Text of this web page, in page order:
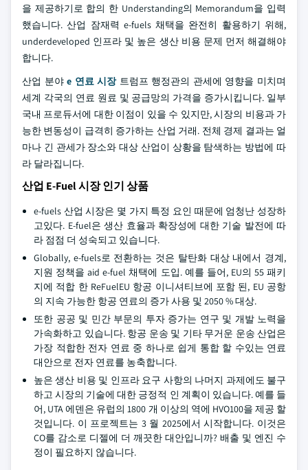
을 제공하기로 합의 한 Understanding의 Memorandum을 입력
했습니다. 산업 잠재력 e-fuels 채택을 완전히 활용하기 위해,
underdeveloped 인프라 및 높은 생산 비용 문제 먼저 해결해야
합니다.
산업 분야 e 연료 시장 트럼프 행정관의 관세에 영향을 미치며
세계 각국의 연료 원료 및 공급망의 가격을 증가시킵니다. 일부
국내 프로듀서에 대한 이점이 있을 수 있지만, 시장의 비용과 가
능한 변동성이 급격히 증가하는 산업 거래. 전체 경제 결과는 얼
마나 긴 관세가 장소와 대상 산업이 상황을 탐색하는 방법에 따
라 달라집니다.
산업 E-Fuel 시장 인기 상품
e-fuels 산업 시장은 몇 가지 특정 요인 때문에 엄청난 성장하
고있다. E-fuel은 생산 효율과 확장성에 대한 기술 발전에 따
라 점점 더 성숙되고 있습니다.
Globally, e-fuels로 전환하는 것은 탈탄화 대상 내에서 경계,
지원 정책을 aid e-fuel 채택에 도입. 예를 들어, EU의 55 패키
지에 적합 한 ReFuelEU 항공 이니셔티브에 포함 된, EU 공항
의 지속 가능한 항공 연료의 증가 사용 및 2050 % 대상.
또한 공공 및 민간 부문의 투자 증가는 연구 및 개발 노력을
가속화하고 있습니다. 항공 운송 및 기타 무거운 운송 산업은
가장 적합한 전자 연료 중 하나로 쉽게 통합 할 수있는 연료
대안으로 전자 연료를 농축합니다.
높은 생산 비용 및 인프라 요구 사항의 나머지 과제에도 불구
하고 시장의 기술에 대한 긍정적 인 계획이 있습니다. 예를 들
어, UTA 에덴은 유럽의 1800 개 이상의 역에 HVO100을 제공 할
것입니다. 이 프로젝트는 3 월 2025에서 시작합니다. 이것은
CO를 감소로 디젤에 더 깨끗한 대안입니까? 배출 및 엔진 수
정이 필요하지 않습니다.